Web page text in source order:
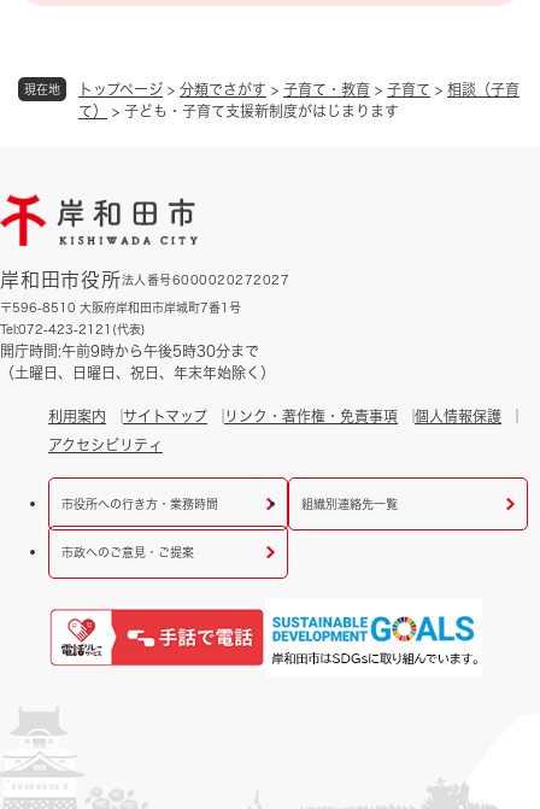
現在地 トップページ > 分類でさがす > 子育て・教育 > 子育て > 相談（子育
て）
> 子ども・子育て支援新制度がはじまります
岸和田市役所法人番号6000020272027
〒596-8510 大阪府岸和田市岸城町7番1号
Tel:072-423-2121(代表)
開庁時間:午前9時から午後5時30分まで
（土曜日、日曜日、祝日、年末年始除く）
利用案内 サイトマップ リンク・著作権・免責事項
個人情報保護
アクセシビリティ
市役所への行き方・業務時間 組織別連絡先一覧
市政へのご意見・ご提案